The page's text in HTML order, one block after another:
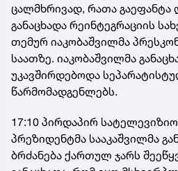
ცალმხრივად, რათა გაეფანტა
განაცხადა რეინტეგრაციის
თემურ იაკობაშვილმა
საათზე. იაკობაშვილმა
უკავშირდებოდა
წარმომადგენლებს.
17:10 პირდაპირ სატელევიზიო
პრეზიდენტმა სააკაშვილმა
ბრძანება ქართულ ჯარს